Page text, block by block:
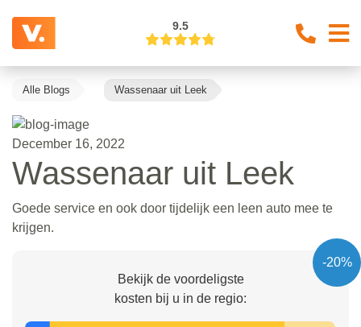
9.5
Alle Blogs Wassenaar uit Leek
December 16, 2022
Wassenaar uit Leek
Goede service en ook door tijdelijk een leen auto mee te
krijgen.
-20%
Bekijk de voordeligste
kosten bij u in de regio: